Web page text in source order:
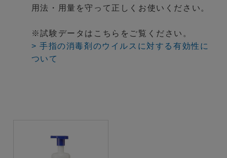
用法・用量を守って正しくお使いください。
※試験データはこちらをご覧ください。
> 手指の消毒剤のウイルスに対する有効性に
ついて